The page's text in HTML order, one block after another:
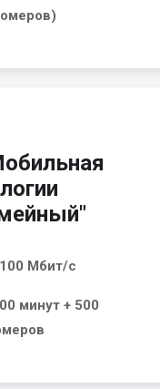
100 Мбит/с
минут + 500